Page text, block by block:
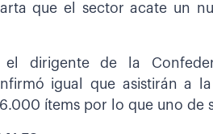
que el sector acate un
dirigente de la
igual que asistirán a
ítems por lo que uno de